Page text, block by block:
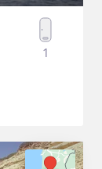
1